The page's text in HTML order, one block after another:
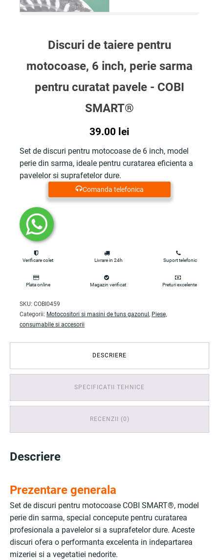
Discuri de taiere pentru
motocoase, 6 inch, perie sarma
pentru curatat pavele - COBI
SMART®
39.00 lei
Set de discuri pentru motocoase de 6 inch, model
perie din sarma, ideale pentru curatarea eficienta a
pavelelor si suprafetelor dure.
Comanda telefonica
Verificare colet Livrare in 24h Suport telefonic
Plata online Magazin verificat Preturi excelente
SKU: COBI0459
Categorii: Motocositori si masini de tuns gazonul , Piese,
consumabile si accesorii
DESCRIERE
SPECIFICATII TEHNICE
RECENZII (0)
Descriere
Prezentare generala
Set de discuri pentru motocoase COBI SMART®, model
perie din sarma, special concepute pentru curatarea
profesionala a pavelelor si a suprafetelor dure. Aceste
discuri ofera o performanta excelenta in indepartarea
mizeriei si a vegetatiei nedorite.